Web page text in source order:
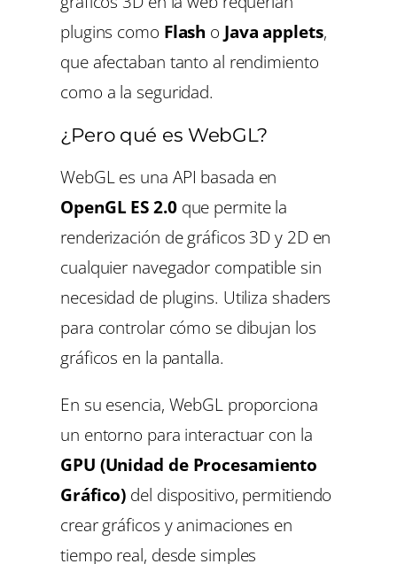
plugins como Flash o Java applets,
que afectaban tanto al rendimiento
como a la seguridad.
¿Pero qué es WebGL?
WebGL es una API basada en
OpenGL ES 2.0que permite la
renderización de gráficos 3D y 2D en
cualquier navegador compatible sin
necesidad de plugins. Utiliza shaders
para controlar cómo se dibujan los
gráficos en la pantalla.
En su esencia, WebGL proporciona
un entorno para interactuar con la
GPU (Unidad de Procesamiento
Gráfico) del dispositivo, permitiendo
crear gráficos y animaciones en
tiempo real, desde simples